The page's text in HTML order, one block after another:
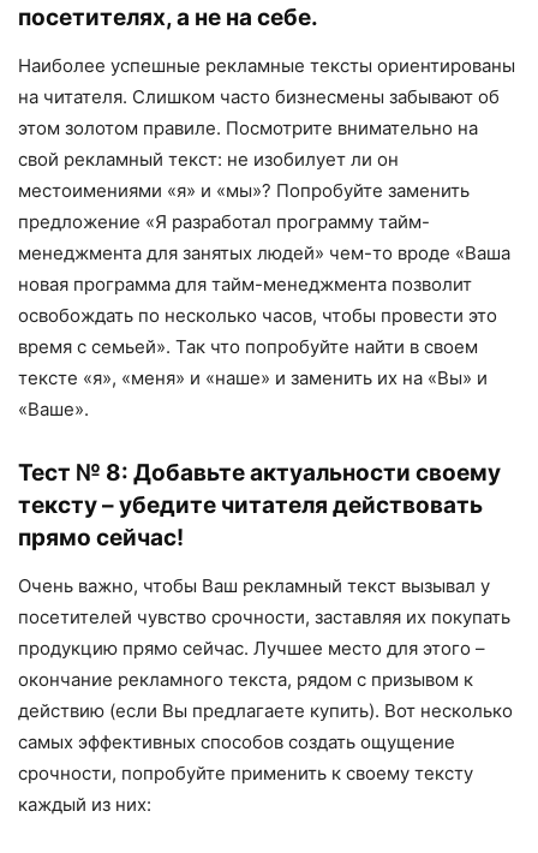
посетителях, а не на себе.
Наиболее успешные рекламные тексты ориентированы
на читателя. Слишком часто бизнесмены забывают об
этом золотом правиле. Посмотрите внимательно на
свой рекламный текст: не изобилует ли он
местоимениями «я» и «мы»? Попробуйте заменить
предложение «Я разработал программу тайм-
менеджмента для занятых людей» чем-то вроде «Ваша
новая программа для тайм-менеджмента позволит
освобождать по несколько часов, чтобы провести это
время с семьей». Так что попробуйте найти в своем
тексте «я», «меня» и «наше» и заменить их на «Вы» и
«Ваше».
Тест № 8: Добавьте актуальности своему
тексту – убедите читателя действовать
прямо сейчас!
Очень важно, чтобы Ваш рекламный текст вызывал у
посетителей чувство срочности, заставляя их покупать
продукцию прямо сейчас. Лучшее место для этого –
окончание рекламного текста, рядом с призывом к
действию (если Вы предлагаете купить). Вот несколько
самых эффективных способов создать ощущение
срочности, попробуйте применить к своему тексту
каждый из них: